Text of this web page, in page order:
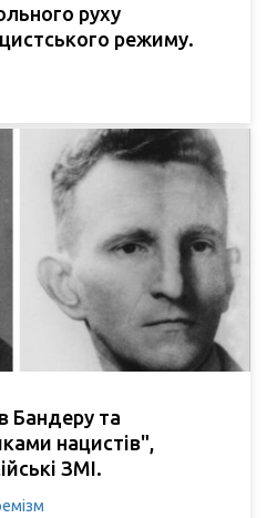
руху
режиму.
Бандеру та
нацистів",
ЗМІ.